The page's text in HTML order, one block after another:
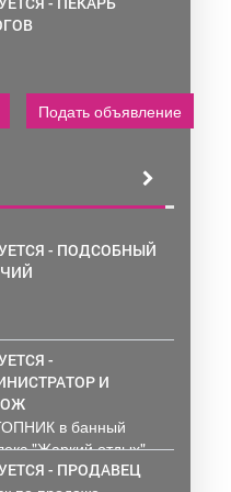
Подать объявление
И
в банный
"Жаркий отдых"
и
- ПРОДАВЕЦ